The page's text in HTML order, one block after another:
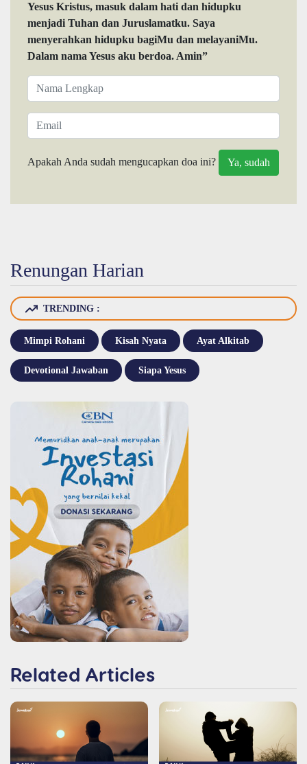
Yesus Kristus, masuk dalam hati dan hidupku
menjadi Tuhan dan Juruslamatku. Saya
menyerahkan hidupku bagiMu dan melayaniMu.
Dalam nama Yesus aku berdoa. Amin”
Apakah Anda sudah mengucapkan doa ini?
Renungan Harian
TRENDING :
Mimpi Rohani Kisah Nyata Ayat Alkitab
Devotional Jawaban Siapa Yesus
Related Articles